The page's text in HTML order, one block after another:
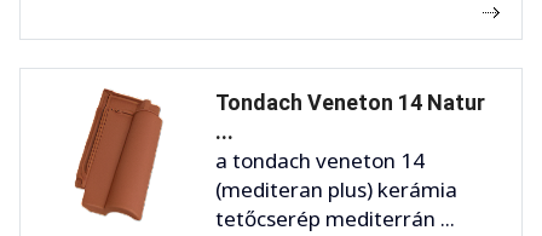
Tondach Veneton 14 Natur
...
a tondach veneton 14
(mediteran plus) kerámia
tetőcserép mediterrán ...